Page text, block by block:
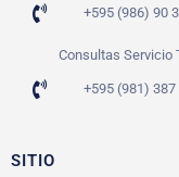
+595 (986) 90
Consultas Servicio
+595 (981) 387
SITIO